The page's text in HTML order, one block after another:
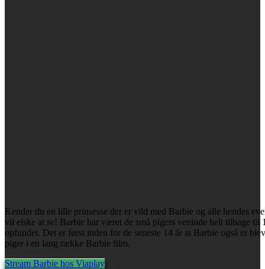
Kender du en lille prinsesse der er vild med Barbie og alle hendes
vil elske at se! Barbie har været de små pigers veninde helt tilbage
opfundet. Det er først inden for de seneste 14 år at Barbie også er
piger i en lang række Barbie film.
Stream Barbie hos Viaplay